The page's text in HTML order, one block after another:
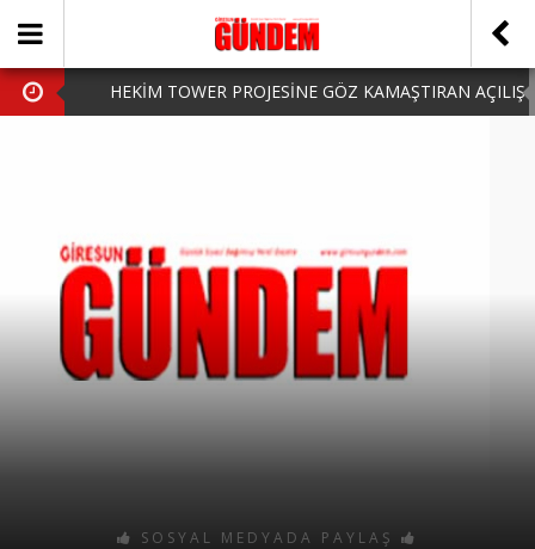
HEKİM TOWER PROJESİNE GÖZ KAMAŞTIRAN AÇILIŞ
HARUN CİCİ: VİDEOYU GÖRÜNCE GÖZLERİM DOLDU
SOSYAL MEDYADA PAYLAŞ